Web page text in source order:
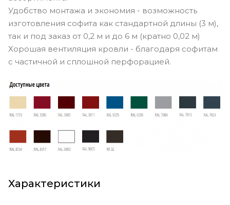
Удобство монтажа и экономия - возможность
изготовления софита как стандартной длины (3 м),
так и под заказ от 0,2 м и до 6 м (кратно 0,02 м)
Хорошая вентиляция кровли - благодаря софитам
с частичной и сплошной перфорацией.
Характеристики